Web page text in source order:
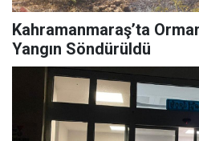
Kahramanmaraş’ta
Yangın Söndürüldü